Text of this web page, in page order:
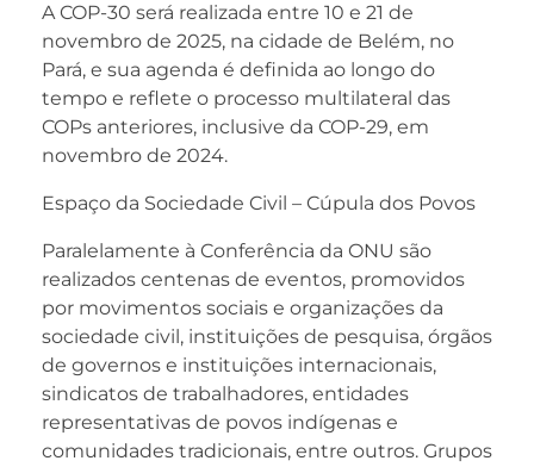
A COP-30 será realizada entre 10 e 21 de
novembro de 2025, na cidade de Belém, no
Pará, e sua agenda é definida ao longo do
tempo e reflete o processo multilateral das
COPs anteriores, inclusive da COP-29, em
novembro de 2024.
Espaço da Sociedade Civil – Cúpula dos Povos
Paralelamente à Conferência da ONU são
realizados centenas de eventos, promovidos
por movimentos sociais e organizações da
sociedade civil, instituições de pesquisa, órgãos
de governos e instituições internacionais,
sindicatos de trabalhadores, entidades
representativas de povos indígenas e
comunidades tradicionais, entre outros. Grupos